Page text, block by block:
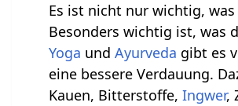
Es ist nicht nur wichtig,
Besonders wichtig ist, was
Yoga undAyurveda gibt es
eine bessere Verdauung.
Kauen, Bitterstoffe,Ingwer,